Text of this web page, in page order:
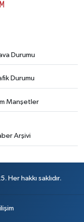
Durumu
Durumu
Manşetler
Arşivi
hakkı saklıdır.